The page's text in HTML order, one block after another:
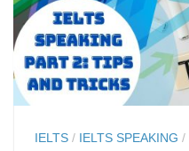
IELTS / IELTS SPEAKING /